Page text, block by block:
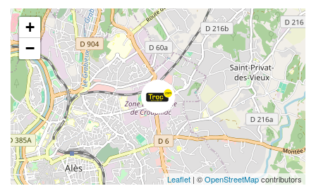
+
−
Leaflet | ©OpenStreetMapcontributors